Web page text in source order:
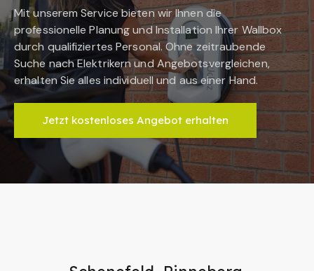
Mit unserem Service bieten wir Ihnen die
professionelle Planung und Installation Ihrer Wallbox
durch qualifiziertes Personal. Ohne zeitraubende
Suche nach Elektrikern und Angebotsvergleichen,
erhalten Sie alles individuell und aus einer Hand.
Jetzt kostenloses Angebot erhalten